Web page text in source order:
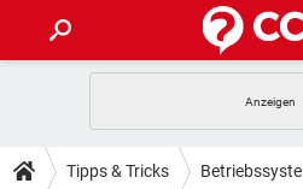
ANDROID
TIPPS & TRICKS
Tipps & Tricks